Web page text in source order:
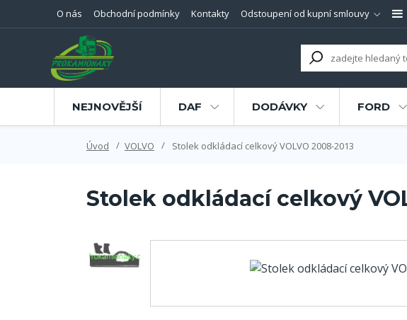
O nás Obchodní podmínky Kontakty Odstoupení od kupní smlouvy
NEJNOVĚJŠÍ DAF DODÁVKY FORD
Úvod VOLVO Stolek odkládací celkový VOLVO 2008-2013
Stolek odkládací celkový